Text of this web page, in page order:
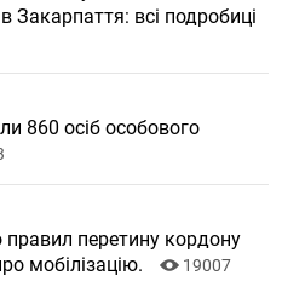
Закарпаття: всі подробиці
860 осіб особового
перетину кордону
мобілізацію.
19007